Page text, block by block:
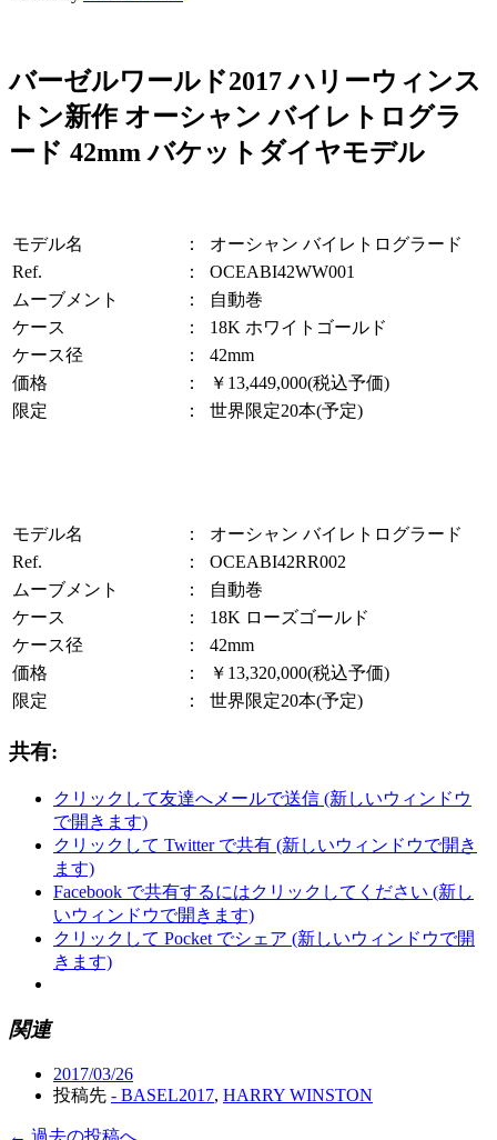
バーゼルワールド2017 ハリーウィンス
トン新作 オーシャン バイレトログラ
ード 42mm バケットダイヤモデル
モデル名 ：
オーシャン バイレトログラード
Ref.
：
OCEABI42WW001
ムーブメント
：
自動巻
ケース
：
18K ホワイトゴールド
ケース径
：
42mm
価格
：
￥13,449,000(税込予価)
限定
： 世界限定20本(予定)
モデル名 ：
オーシャン バイレトログラード
Ref.
：
OCEABI42RR002
ムーブメント
：
自動巻
ケース
：
18K ローズゴールド
ケース径
：
42mm
価格
：
￥13,320,000(税込予価)
限定
： 世界限定20本(予定)
共有:
クリックして友達へメールで送信 (新しいウィンドウ
で開きます)
クリックして Twitter で共有 (新しいウィンドウで開き
ます)
Facebook で共有するにはクリックしてください (新し
いウィンドウで開きます)
クリックして Pocket でシェア (新しいウィンドウで開
きます)
関連
2017/03/26
投稿先 - BASEL2017, HARRY WINSTON